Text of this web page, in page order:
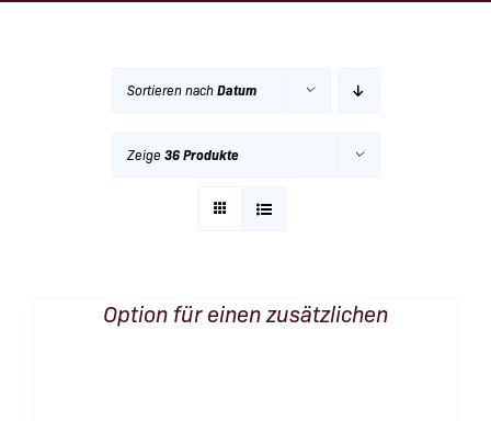
Sortieren nachDatum
Zeige 36 Produkte
Option für einen zusätzlichen